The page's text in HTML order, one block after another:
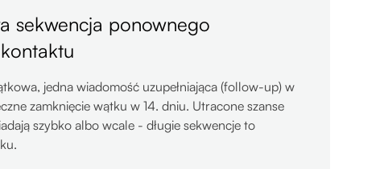
sekwencja ponownego
jedna wiadomość uzupełniająca (follow-up) w
zamknięcie wątku w 14. dniu. Utracone szanse
szybko albo wcale - długie sekwencje to